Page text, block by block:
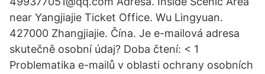
near Yangjiajie Ticket Office. Wu Lingyuan.
427000 Zhangjiajie. Čína. Je e-mailová adresa
skutečně osobní údaj? Doba čtení: < 1
Problematika e-mailů v oblasti ochrany osobních